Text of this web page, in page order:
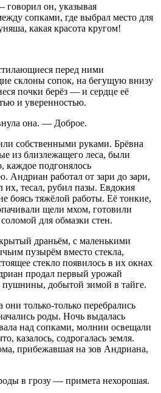
он, указывая
сопками, где выбрал место для
какая красота кругом!
перед ними
склоны сопок, на бегущую внизу
почки берёз — и сердце её
и уверенностью.
она. — Доброе.
собственными руками. Брёвна
из близлежащего леса, были
каждое подгонялось
Андриан работал от зари до зари,
их, тесал, рубил пазы. Евдокия
боясь тяжёлой работы. Её тонкие,
щели мхом, готовили
для обмазки стен.
драньём, с маленькими
пузырём вместо стекла,
стекло появилось в их окнах
продал первый урожай
пушнины, добытой зимой в тайге.
они только-только перебрались
роды. Ночь выдалась
над сопками, молнии освещали
казалось, содрогалась земля.
прибежавшая на зов Андриана,
в грозу — примета нехорошая.